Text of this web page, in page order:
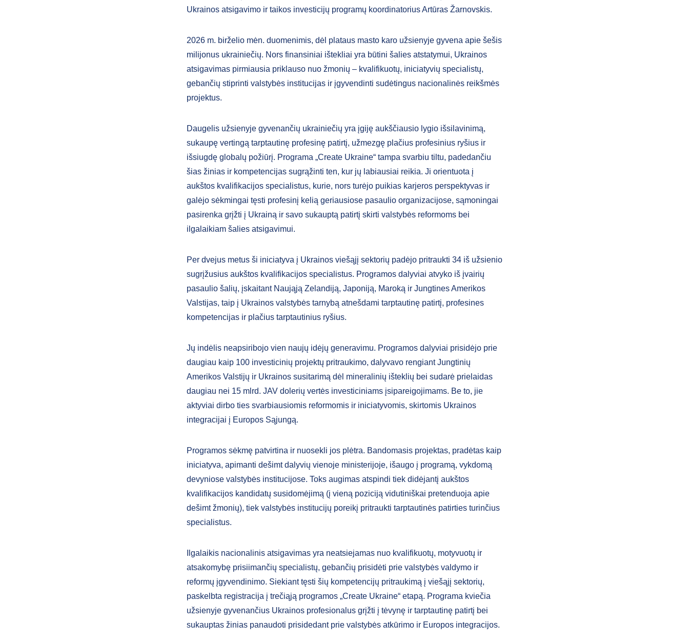
Ukrainos atsigavimo ir taikos investicijų programų koordinatorius Artūras Žarnovskis.
2026 m. birželio mėn. duomenimis, dėl plataus masto karo užsienyje gyvena apie šešis
milijonus ukrainiečių. Nors finansiniai ištekliai yra būtini šalies atstatymui, Ukrainos
atsigavimas pirmiausia priklauso nuo žmonių – kvalifikuotų, iniciatyvių specialistų,
gebančių stiprinti valstybės institucijas ir įgyvendinti sudėtingus nacionalinės reikšmės
projektus.
Daugelis užsienyje gyvenančių ukrainiečių yra įgiję aukščiausio lygio išsilavinimą,
sukaupę vertingą tarptautinę profesinę patirtį, užmezgę plačius profesinius ryšius ir
išsiugdę globalų požiūrį. Programa „Create Ukraine“ tampa svarbiu tiltu, padedančiu
šias žinias ir kompetencijas sugrąžinti ten, kur jų labiausiai reikia. Ji orientuota į
aukštos kvalifikacijos specialistus, kurie, nors turėjo puikias karjeros perspektyvas ir
galėjo sėkmingai tęsti profesinį kelią geriausiose pasaulio organizacijose, sąmoningai
pasirenka grįžti į Ukrainą ir savo sukauptą patirtį skirti valstybės reformoms bei
ilgalaikiam šalies atsigavimui.
Per dvejus metus ši iniciatyva į Ukrainos viešąjį sektorių padėjo pritraukti 34 iš užsienio
sugrįžusius aukštos kvalifikacijos specialistus. Programos dalyviai atvyko iš įvairių
pasaulio šalių, įskaitant Naująją Zelandiją, Japoniją, Maroką ir Jungtines Amerikos
Valstijas, taip į Ukrainos valstybės tarnybą atnešdami tarptautinę patirtį, profesines
kompetencijas ir plačius tarptautinius ryšius.
Jų indėlis neapsiribojo vien naujų idėjų generavimu. Programos dalyviai prisidėjo prie
daugiau kaip 100 investicinių projektų pritraukimo, dalyvavo rengiant Jungtinių
Amerikos Valstijų ir Ukrainos susitarimą dėl mineralinių išteklių bei sudarė prielaidas
daugiau nei 15 mlrd. JAV dolerių vertės investiciniams įsipareigojimams. Be to, jie
aktyviai dirbo ties svarbiausiomis reformomis ir iniciatyvomis, skirtomis Ukrainos
integracijai į Europos Sąjungą.
Programos sėkmę patvirtina ir nuosekli jos plėtra. Bandomasis projektas, pradėtas kaip
iniciatyva, apimanti dešimt dalyvių vienoje ministerijoje, išaugo į programą, vykdomą
devyniose valstybės institucijose. Toks augimas atspindi tiek didėjantį aukštos
kvalifikacijos kandidatų susidomėjimą (į vieną poziciją vidutiniškai pretenduoja apie
dešimt žmonių), tiek valstybės institucijų poreikį pritraukti tarptautinės patirties turinčius
specialistus.
Ilgalaikis nacionalinis atsigavimas yra neatsiejamas nuo kvalifikuotų, motyvuotų ir
atsakomybę prisiimančių specialistų, gebančių prisidėti prie valstybės valdymo ir
reformų įgyvendinimo. Siekiant tęsti šių kompetencijų pritraukimą į viešąjį sektorių,
paskelbta registracija į trečiąją programos „Create Ukraine“ etapą. Programa kviečia
užsienyje gyvenančius Ukrainos profesionalus grįžti į tėvynę ir tarptautinę patirtį bei
sukauptas žinias panaudoti prisidedant prie valstybės atkūrimo ir Europos integracijos.